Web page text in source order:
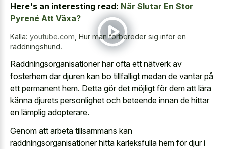
Here's an interesting read: När Slutar En Stor
Pyrené Att Växa?
Källa: youtube.com Hur man förbereder sig inför en
räddningshund.
Räddningsorganisationer har ofta ett nätverk av
fosterhem där djuren kan bo tillfälligt medan de väntar på
ett permanent hem. Detta gör det möjligt för dem att lära
känna djurets personlighet och beteende innan de hittar
en lämplig adopterare.
Genom att arbeta tillsammans kan
räddningsorganisationer hitta kärleksfulla hem för djur i